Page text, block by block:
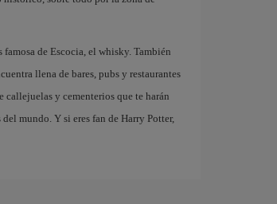
famosa de Escocia, el whisky. También
llena de bares, pubs y restaurantes
callejuelas y cementerios que te harán
mundo. Y si eres fan de Harry Potter,